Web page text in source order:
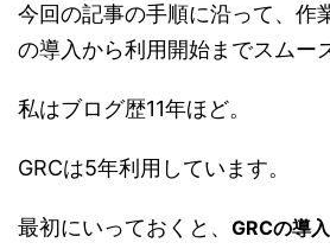
今回の記事の手順に沿って、作
の導入から利用開始までスムー
私はブログ歴11年ほど。
GRCは5年利用しています。
最初にいっておくと、 GRCの導